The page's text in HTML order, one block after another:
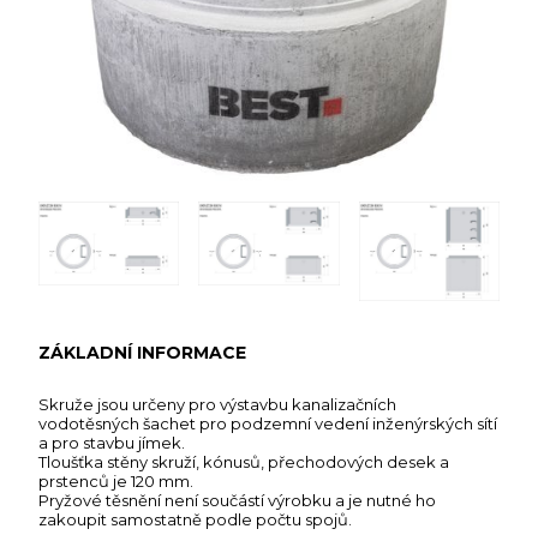
ZÁKLADNÍ INFORMACE
Skruže jsou určeny pro výstavbu kanalizačních
vodotěsných šachet pro podzemní vedení inženýrských sítí
a pro stavbu jímek.
Tloušťka stěny skruží, kónusů, přechodových desek a
prstenců je 120 mm.
Pryžové těsnění není součástí výrobku a je nutné ho
zakoupit samostatně podle počtu spojů.